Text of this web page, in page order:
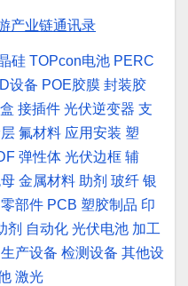
产业链通讯录
硅 TOPcon电池 PERC
设备 POE胶膜 封装胶
接插件 光伏逆变器 支
氟材料 应用安装 塑
弹性体 光伏边框 辅
金属材料 助剂 玻纤 银
零部件 PCB 塑胶制品 印
剂 自动化 光伏电池 加工
生产设备 检测设备 其他设
激光